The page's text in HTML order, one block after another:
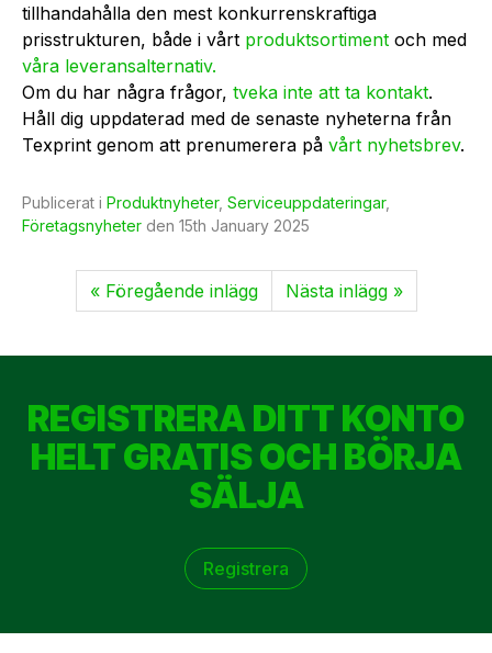
tillhandahålla den mest konkur­rens­kraf­tiga
prisstrukturen, både i vårt produk­tsor­timent och med
våra lever­an­sal­ter­nativ.
Om du har några frågor, tveka inte att ta kontakt.
Håll dig uppdaterad med de senaste nyheterna från
Texprint genom att prenumerera på vårt nyhetsbrev.
Publicerat i Produktnyheter, Serviceuppdateringar,
Företagsnyheter den 15th January 2025
« Föregående inlägg Nästa inlägg »
REGISTRERA DITT KONTO
HELT GRATIS OCH BÖRJA
SÄLJA
Registrera